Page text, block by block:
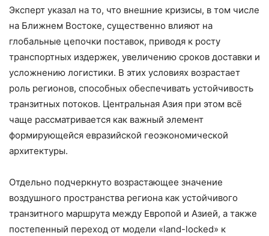
Эксперт указал на то, что внешние кризисы, в том числе
на Ближнем Востоке, существенно влияют на
глобальные цепочки поставок, приводя к росту
транспортных издержек, увеличению сроков доставки и
усложнению логистики. В этих условиях возрастает
роль регионов, способных обеспечивать устойчивость
транзитных потоков. Центральная Азия при этом всё
чаще рассматривается как важный элемент
формирующейся евразийской геоэкономической
архитектуры.
Отдельно подчеркнуто возрастающее значение
воздушного пространства региона как устойчивого
транзитного маршрута между Европой и Азией, а также
постепенный переход от модели «land-locked» к